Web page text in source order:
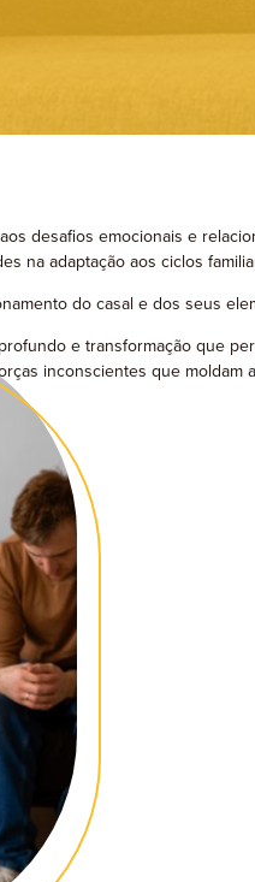
desafios emocionais e
na adaptação aos ciclos
do casal e dos seus
e transformação que
inconscientes que moldam